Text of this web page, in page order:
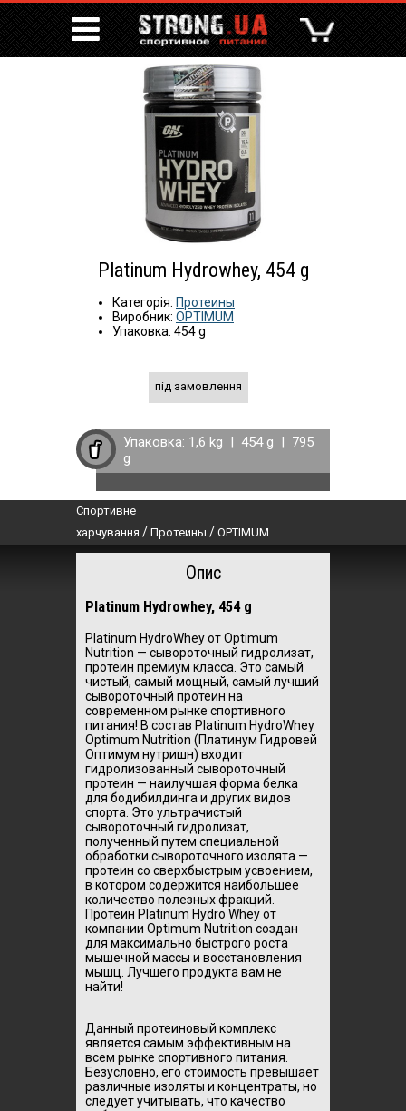
Platinum Hydrowhey, 454 g
Категорія: Протеины
Виробник: OPTIMUM
Упаковка: 454 g
під замовлення
Упаковка: 1,6 kg | 454 g | 795
g
Спортивне
харчування / Протеины / OPTIMUM
Опис
Platinum Hydrowhey, 454 g
Platinum HydroWhey от Optimum
Nutrition — сывороточный гидролизат,
протеин премиум класса. Это самый
чистый, самый мощный, самый лучший
сывороточный протеин на
современном рынке спортивного
питания! В состав Platinum HydroWhey
Optimum Nutrition (Платинум Гидровей
Оптимум нутришн) входит
гидролизованный сывороточный
протеин — наилучшая форма белка
для бодибилдинга и других видов
спорта. Это ультрачистый
сывороточный гидролизат,
полученный путем специальной
обработки сывороточного изолята —
протеин со сверхбыстрым усвоением,
в котором содержится наибольшее
количество полезных фракций.
Протеин Platinum Hydro Whey от
компании Optimum Nutrition создан
для максимально быстрого роста
мышечной массы и восстановления
мышц. Лучшего продукта вам не
найти!
Данный протеиновый комплекс
является самым эффективным на
всем рынке спортивного питания.
Безусловно, его стоимость превышает
различные изоляты и концентраты, но
следует учитывать, что качество